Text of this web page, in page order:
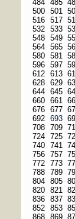
484 485
500 501
516 517
532 533
548 549
564 565
580 581
596 597
612 613
628 629
644 645
660 661
676 677
692 693
708 709
724 725
740 741
756 757
772 773
788 789
804 805
820 821
836 837
852 853
868 869